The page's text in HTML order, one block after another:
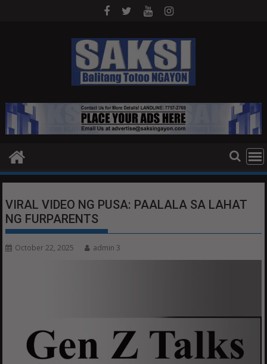
VIRAL VIDEO NG PUSA: PAALALA SA LAHAT
NG FURPARENTS
October 22, 2025 admin 3